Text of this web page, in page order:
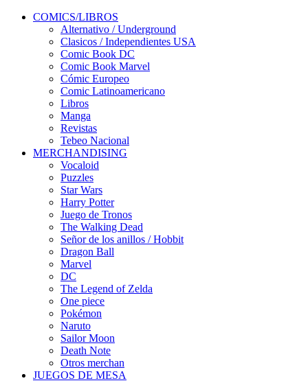
COMICS/LIBROS
Alternativo / Underground
Clasicos / Independientes USA
Comic Book DC
Comic Book Marvel
Cómic Europeo
Comic Latinoamericano
Libros
Manga
Revistas
Tebeo Nacional
MERCHANDISING
Vocaloid
Puzzles
Star Wars
Harry Potter
Juego de Tronos
The Walking Dead
Señor de los anillos / Hobbit
Dragon Ball
Marvel
DC
The Legend of Zelda
One piece
Pokémon
Naruto
Sailor Moon
Death Note
Otros merchan
JUEGOS DE MESA